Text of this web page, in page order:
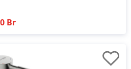
Br